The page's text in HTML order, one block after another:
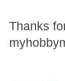
Thanks